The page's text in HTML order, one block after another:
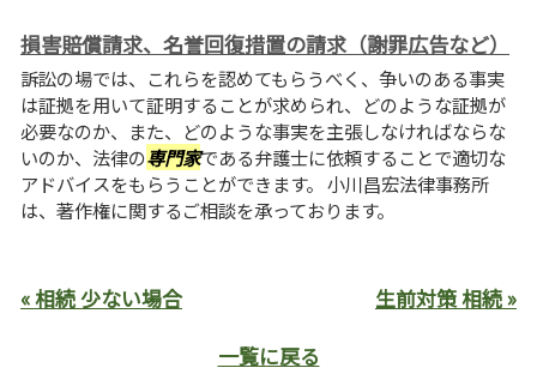
損害賠償請求、名誉回復措置の請求（謝罪広告など）
訴訟の場では、これらを認めてもらうべく、争いのある事実
は証拠を用いて証明することが求められ、どのような証拠が
必要なのか、また、どのような事実を主張しなければならな
いのか、法律の専門家である弁護士に依頼することで適切な
アドバイスをもらうことができます。 小川昌宏法律事務所
は、著作権に関するご相談を承っております。
« 相続 少ない場合
生前対策 相続 »
一覧に戻る